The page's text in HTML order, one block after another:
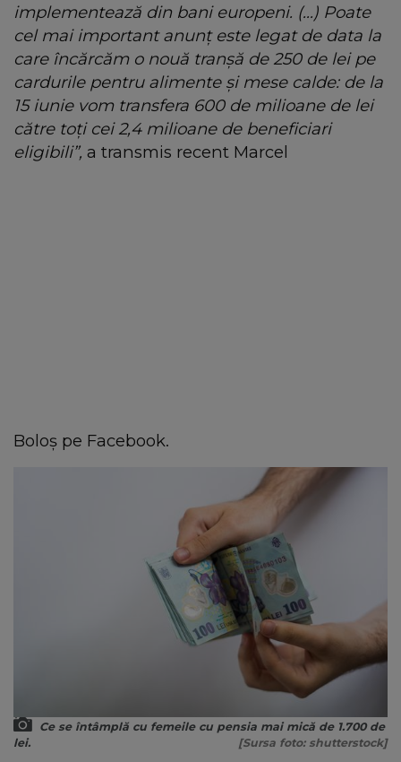
implementează din bani europeni. (…) Poate
cel mai important anunț este legat de data la
care încărcăm o nouă tranșă de 250 de lei pe
cardurile pentru alimente şi mese calde: de la
15 iunie vom transfera 600 de milioane de lei
către toți cei 2,4 milioane de beneficiari
eligibili”, a transmis recent Marcel
Boloș pe Facebook.
Ce se întâmplă cu femeile cu pensia mai mică de 1.700 de
lei.
[Sursa foto: shutterstock]